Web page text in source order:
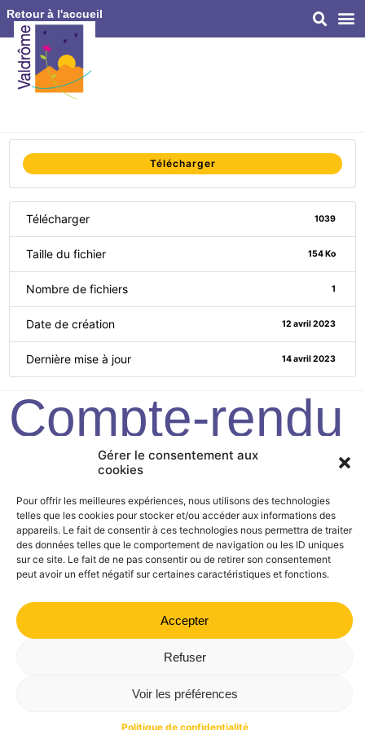
Gérer le consentement aux
cookies
Pour offrir les meilleures expériences, nous utilisons des technologies
telles que les cookies pour stocker et/ou accéder aux informations des
appareils. Le fait de consentir à ces technologies nous permettra de traiter
des données telles que le comportement de navigation ou les ID uniques
sur ce site. Le fait de ne pas consentir ou de retirer son consentement
peut avoir un effet négatif sur certaines caractéristiques et fonctions.
Accepter
Refuser
Voir les préférences
Politique de confidentialité
Retour à l'accueil
Télécharger
Télécharger 1039
Taille du fichier 154 Ko
Nombre de fichiers 1
Date de création 12 avril 2023
Dernière mise à jour 14 avril 2023
Compte-rendu
2019/03/29
Mairie de Valdrôme | 14 rue Haute, 26310 Valdrôme | 04 75
21 40 70
Politique de confidentialité
Mentions légales Plan du site